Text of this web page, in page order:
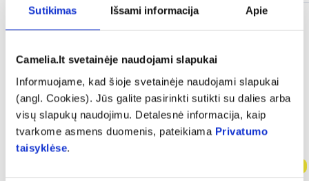
Sutikimas Išsami informacija Apie
Camelia.lt svetainėje naudojami slapukai
Informuojame, kad šioje svetainėje naudojami slapukai
(angl. Cookies). Jūs galite pasirinkti sutikti su dalies arba
visų slapukų naudojimu. Detalesnė informacija, kaip
tvarkome asmens duomenis, pateikiama Privatumo
taisyklėse.